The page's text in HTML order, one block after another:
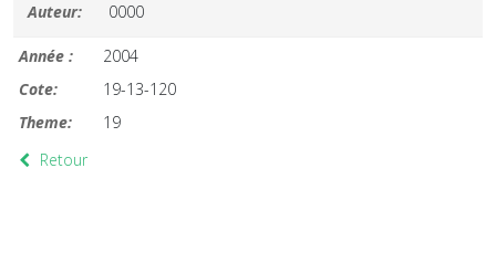
Auteur: 0000
Année :
2004
Cote:
19-13-120
Theme:
19
Retour